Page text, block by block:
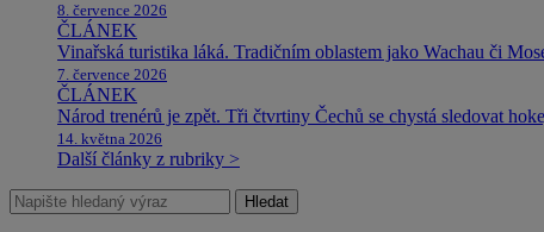
8. července 2026
ČLÁNEK
Vinařská turistika láká. Tradičním oblastem jako Wachau či
7. července 2026
ČLÁNEK
Národ trenérů je zpět. Tři čtvrtiny Čechů se chystá sledovat
14. května 2026
Další články z rubriky >
Hledat